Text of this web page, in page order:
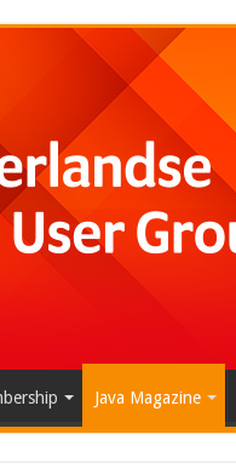
Java Magazine